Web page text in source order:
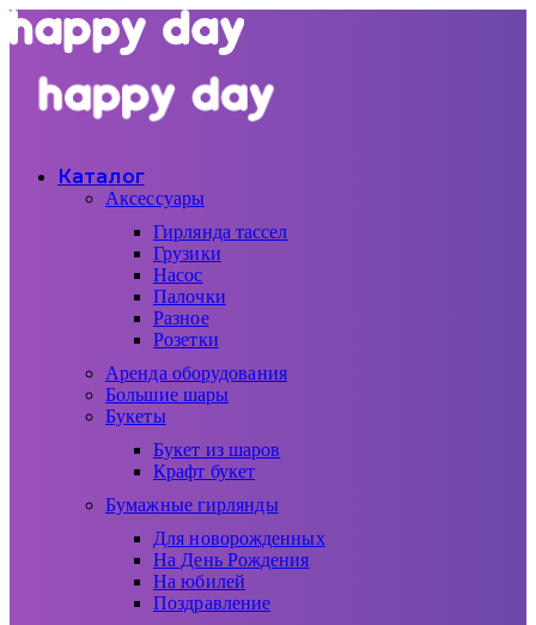
Каталог
Аксессуары
Гирлянда тассел
Грузики
Насос
Палочки
Разное
Розетки
Аренда оборудования
Большие шары
Букеты
Букет из шаров
Крафт букет
Бумажные гирлянды
Для новорожденных
На День Рождения
На юбилей
Поздравление